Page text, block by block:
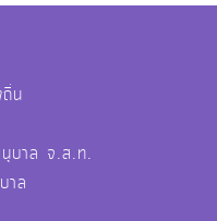
น
บาล จ.ส.ท.
าล